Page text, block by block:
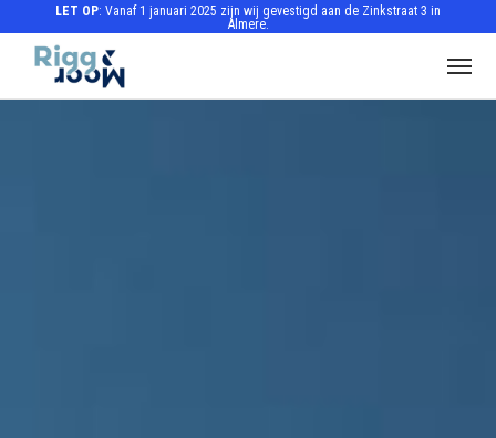
LET OP: Vanaf 1 januari 2025 zijn wij gevestigd aan de Zinkstraat 3 in
Almere.